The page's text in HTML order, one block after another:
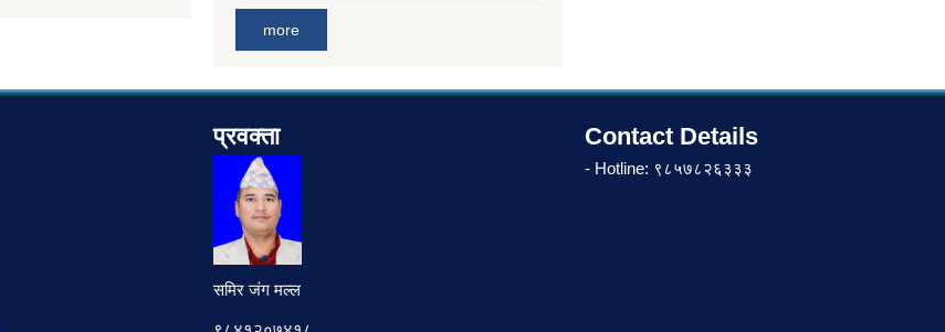
more
प्रवक्ता
समिर जंग मल्ल
Contact Details
- Hotline: ९८५७८२६३३३